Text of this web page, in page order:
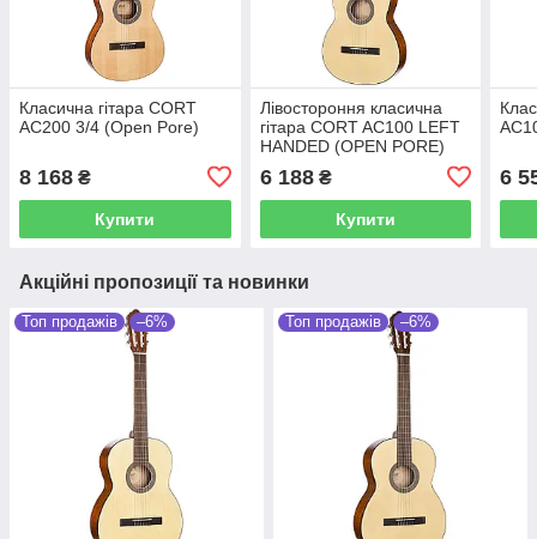
Класична гітара CORT
AC200 3/4 (Open Pore)
8 168 ₴
Купити
Лівостороння класична
гітара CORT AC100 LEFT
HANDED (OPEN PORE)
6 188₴
Купити
6
Акційні пропозиції та новинки
Топ продажів –6% Топ продажів –6%